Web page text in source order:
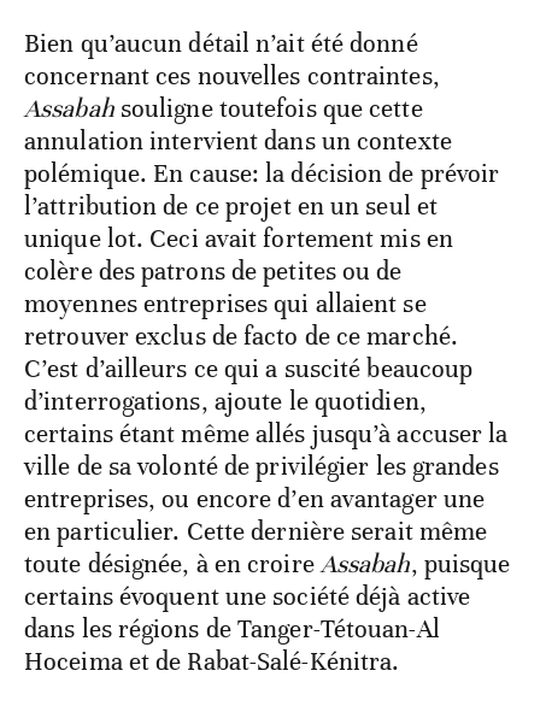
Bien qu’aucun détail n’ait été donné
concernant ces nouvelles contraintes,
Assabah souligne toutefois que cette
annulation intervient dans un contexte
polémique. En cause: la décision de prévoir
l’attribution de ce projet en un seul et
unique lot. Ceci avait fortement mis en
colère des patrons de petites ou de
moyennes entreprises qui allaient se
retrouver exclus de facto de ce marché.
C’est d’ailleurs ce qui a suscité beaucoup
d’interrogations, ajoute le quotidien,
certains étant même allés jusqu’à accuser la
ville de sa volonté de privilégier les grandes
entreprises, ou encore d’en avantager une
en particulier. Cette dernière serait même
toute désignée, à en croireAssabah, puisque
certains évoquent une société déjà active
dans les régions de Tanger-Tétouan-Al
Hoceima et de Rabat-Salé-Kénitra.